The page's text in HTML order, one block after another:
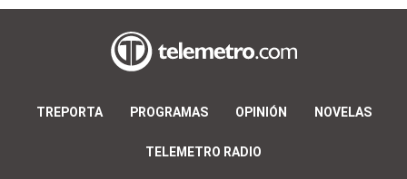
TREPORTA PROGRAMAS OPINIÓN NOVELAS
TELEMETRO RADIO